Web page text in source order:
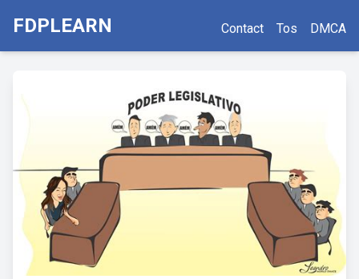
FDPLEARN Contact Tos DMCA